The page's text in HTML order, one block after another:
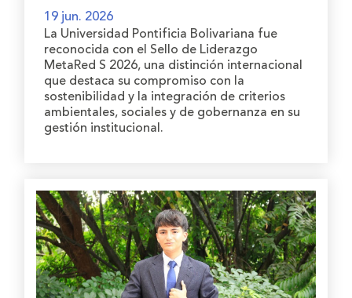
19 jun. 2026
La Universidad Pontificia Bolivariana fue
reconocida con el Sello de Liderazgo
MetaRed S 2026, una distinción internacional
que destaca su compromiso con la
sostenibilidad y la integración de criterios
ambientales, sociales y de gobernanza en su
gestión institucional.